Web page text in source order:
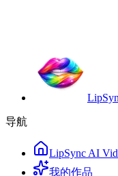
导航
LipSync AI
我的作品